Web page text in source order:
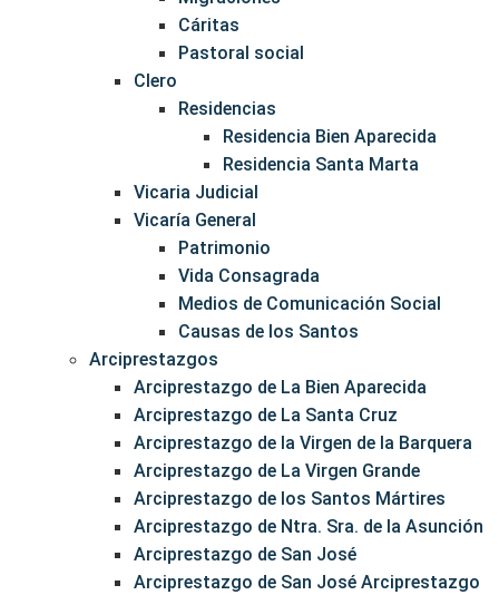
Cáritas
Pastoral social
Clero
Residencias
Residencia Bien Aparecida
Residencia Santa Marta
Vicaria Judicial
Vicaría General
Patrimonio
Vida Consagrada
Medios de Comunicación Social
Causas de los Santos
Arciprestazgos
Arciprestazgo de La Bien Aparecida
Arciprestazgo de La Santa Cruz
Arciprestazgo de la Virgen de la Barquera
Arciprestazgo de La Virgen Grande
Arciprestazgo de los Santos Mártires
Arciprestazgo de Ntra. Sra. de la Asunción
Arciprestazgo de San José
Arciprestazgo de San José Arciprestazgo